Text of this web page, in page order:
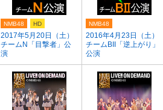
2017年5月20日（土）
チームN「目撃者」公
演
NMB48 HD
2016年4月23日（土）
チームBII「逆上がり」
公演
NMB48